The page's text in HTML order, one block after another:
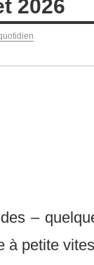
2026
–
à petite